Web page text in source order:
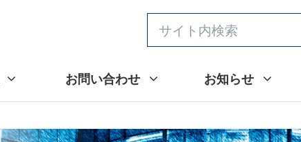
お問い合わせ お知らせ